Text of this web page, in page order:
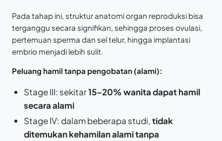
Pada tahap ini, struktur anatomi organ reproduksi bisa
terganggu secara signifikan, sehingga proses ovulasi,
pertemuan sperma dan sel telur, hingga implantasi
embrio menjadi lebih sulit.
Peluang hamil tanpa pengobatan (alami):
Stage III: sekitar15–20% wanita dapat hamil
secara alami
Stage IV: dalam beberapa studi, tidak
ditemukan kehamilan alami tanpa